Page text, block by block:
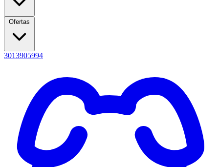
Ofertas
3013905994